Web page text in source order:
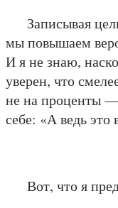
Записывая
мы повышаем
И я не знаю,
уверен, что
не на проценты
себе: «А ведь
Вот, что я